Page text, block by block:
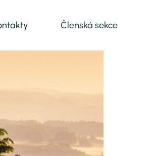
Členská sekce